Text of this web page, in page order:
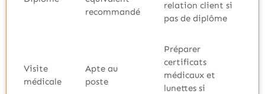
recommandé
relation client si
pas de diplôme
Visite
médicale
Apte au
poste
Préparer
certificats
médicaux et
lunettes si